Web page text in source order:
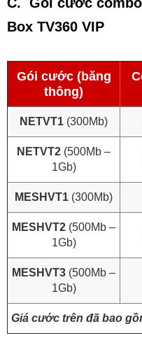
Box TV360 VIP
Gói cước (băng
thông)
NETVT1 (300Mb)
NETVT2 (500Mb –
1Gb)
MESHVT1 (300Mb)
MESHVT2 (500Mb –
1Gb)
MESHVT3 (500Mb –
1Gb)
Giá cước trên đã bao